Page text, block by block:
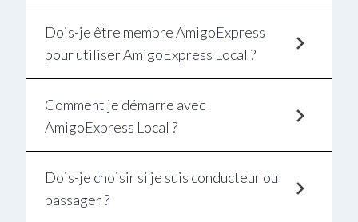
Dois-je être membre AmigoExpress
pour utiliser AmigoExpress Local ?
Comment je démarre avec
AmigoExpress Local ?
Dois-je choisir si je suis conducteur ou
passager ?